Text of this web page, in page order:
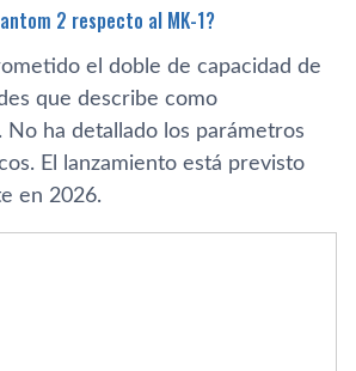
2 respecto al MK-1?
el doble de capacidad de
que describe como
No ha detallado los parámetros
El lanzamiento está previsto
en 2026.